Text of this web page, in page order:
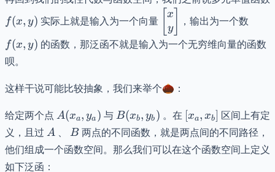
f(x,y)
f(x, y) 实际上就是输入为一个向量
x
y] ，输出为一个数
f(x, y) 的函数，那泛函不就是输入为一个无穷维向量的函数
呗。
这样干说可能比较抽象，我们来举个🌰：
给定两个点 A(x_{a},
y_{a})
A(xa, ya ) 与 B(x_{b},
y_{b})
B(xb, yb ) 。在 [x_{a},
x_{b}]
[xa, xb] 区间上有定
义，且过 A
A 、 B
B两点的不同函数，就是两点间的不同路径，
他们组成一个函数空间。那么我们可以在这个函数空间上定义
如下泛函：